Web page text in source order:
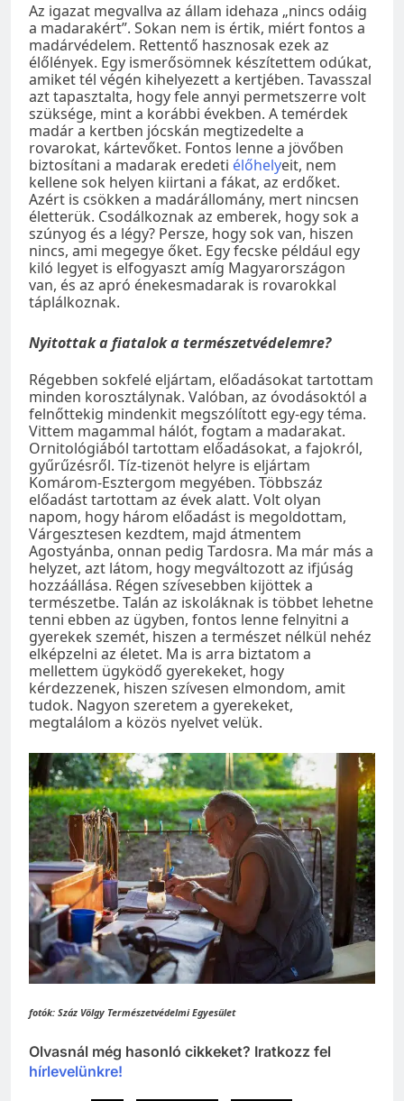
Az igazat megvallva az állam idehaza „nincs odáig
a madarakért”. Sokan nem is értik, miért fontos a
madárvédelem. Rettentő hasznosak ezek az
élőlények. Egy ismerősömnek készítettem odúkat,
amiket tél végén kihelyezett a kertjében. Tavasszal
azt tapasztalta, hogy fele annyi permetszerre volt
szüksége, mint a korábbi években. A temérdek
madár a kertben jócskán megtizedelte a
rovarokat, kártevőket. Fontos lenne a jövőben
biztosítani a madarak eredeti élőhelyeit, nem
kellene sok helyen kiirtani a fákat, az erdőket.
Azért is csökken a madárállomány, mert nincsen
életterük. Csodálkoznak az emberek, hogy sok a
szúnyog és a légy? Persze, hogy sok van, hiszen
nincs, ami megegye őket. Egy fecske például egy
kiló legyet is elfogyaszt amíg Magyarországon
van, és az apró énekesmadarak is rovarokkal
táplálkoznak.
Nyitottak a fiatalok a természetvédelemre?
Régebben sokfelé eljártam, előadásokat tartottam
minden korosztálynak. Valóban, az óvodásoktól a
felnőttekig mindenkit megszólított egy-egy téma.
Vittem magammal hálót, fogtam a madarakat.
Ornitológiából tartottam előadásokat, a fajokról,
gyűrűzésről. Tíz-tizenöt helyre is eljártam
Komárom-Esztergom megyében. Többszáz
előadást tartottam az évek alatt. Volt olyan
napom, hogy három előadást is megoldottam,
Várgesztesen kezdtem, majd átmentem
Agostyánba, onnan pedig Tardosra. Ma már más a
helyzet, azt látom, hogy megváltozott az ifjúság
hozzáállása. Régen szívesebben kijöttek a
természetbe. Talán az iskoláknak is többet lehetne
tenni ebben az ügyben, fontos lenne felnyitni a
gyerekek szemét, hiszen a természet nélkül nehéz
elképzelni az életet. Ma is arra biztatom a
mellettem ügyködő gyerekeket, hogy
kérdezzenek, hiszen szívesen elmondom, amit
tudok. Nagyon szeretem a gyerekeket,
megtalálom a közös nyelvet velük.
fotók: Száz Völgy Természetvédelmi Egyesület
Olvasnál még hasonló cikkeket? Iratkozz fel
hírlevelünkre!